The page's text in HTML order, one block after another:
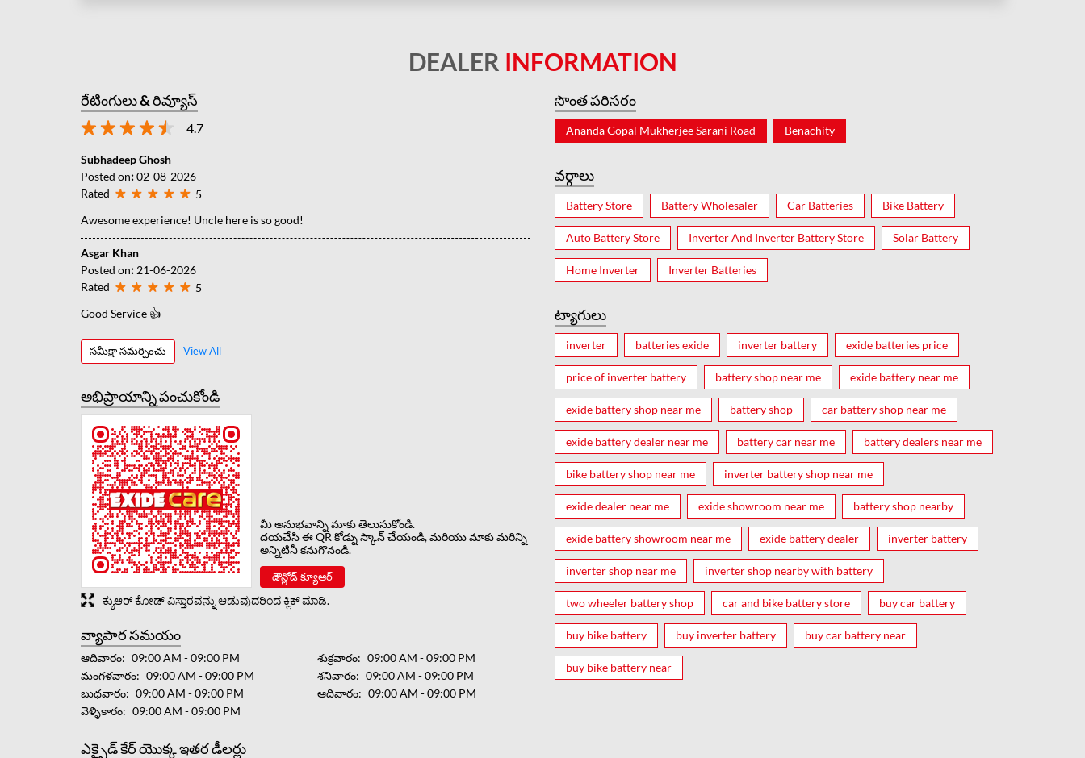
DEALER INFORMATION
రేటింగులు & రివ్యూస్
4.7
Subhadeep Ghosh
Posted on: 02-08-2026
Rated
5
Awesome experience! Uncle here is so good!
Asgar Khan
Posted on: 21-06-2026
Rated
5
Good Service 👍
సమీక్షా సమర్పించు View All
అభిప్రాయాన్ని పంచుకోండి
మీ అనుభవాన్ని మాకు తెలుసుకోండి.
దయచేసి ఈ QR కోడ్ను స్కాన్ చేయండి, మరియు మాకు మరిన్ని
అన్నిటినీ కనుగొనండి.
డౌన్లోడ్ క్యూఆర్
ಕ್ಯುಆರ್ ಕೋಡ್ ವಿಸ್ತಾರವನ್ನು ಆಡುವುದರಿಂದ ಕ್ಲಿಕ್ ಮಾಡಿ.
వ్యాపార సమయం
ఆదివారం
09:00 AM - 09:00 PM
మంగళవారం
09:00 AM - 09:00 PM
బుధవారం
09:00 AM - 09:00 PM
వెళ్ళికారం
09:00 AM - 09:00 PM
శుక్రవారం
09:00 AM - 09:00 PM
శనివారం
09:00 AM - 09:00 PM
ఆదివారం
09:00 AM - 09:00 PM
ఎక్సైడ్ కేర్ యొక్క ఇతర డీలర్లు
సొంత పరిసరం
Ananda Gopal Mukherjee Sarani Road Benachity
వర్గాలు
Battery Store Battery Wholesaler Car Batteries Bike Battery
Auto Battery Store Inverter And Inverter Battery Store Solar Battery
Home Inverter Inverter Batteries
ట్యాగులు
inverter batteries exide inverter battery exide batteries price
price of inverter battery battery shop near me exide battery near me
exide battery shop near me battery shop car battery shop near me
exide battery dealer near me battery car near me battery dealers near me
bike battery shop near me inverter battery shop near me
exide dealer near me exide showroom near me battery shop nearby
exide battery showroom near me exide battery dealer inverter battery
inverter shop near me inverter shop nearby with battery
two wheeler battery shop car and bike battery store buy car battery
buy bike battery buy inverter battery buy car battery near
buy bike battery near